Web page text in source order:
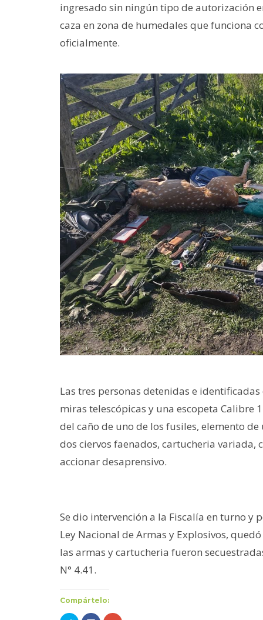
ingresado sin ningún tipo de autorización
caza en zona de humedales que funciona
oficialmente.
Las tres personas detenidas e
miras telescópicas y una escopeta Calibre
del caño de uno de los fusiles, elemento
dos ciervos faenados, cartucheria variada,
accionar desaprensivo.
Se dio intervención a la Fiscalía en turno y
Ley Nacional de Armas y Explosivos,
las armas y cartucheria fueron
N° 4.41.
Compártelo: